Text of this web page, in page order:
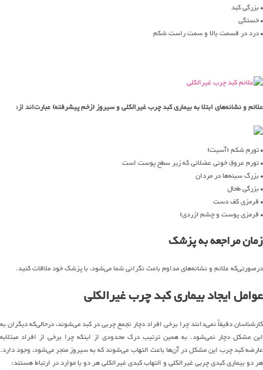
• بزرگی کبد
• خستگی
• درد در قسمت بالا و سمت راست شکم
علائم و نشانه‌های ابتلا به بیماری کبد چرب غیرالکلی و سیروز (زخم پیشرفته) عبارت‌اند از:
• تورم شکم (آسیت)
• تورم عروق خونی عضلانی که زیر سطح پوست است
• بزرگ سینه‌ها در مردان
• بزرگی طحال
• قرمزی کف دست
• قرمزی پوست و چشم (زردی)
زمان مراجعه به پزشک
درصورتی‌که علائم و نشانه‌های مداوم باعث نگرانی شما می‌شود، با پزشک خود ملاقات کنید.
عوامل ایجاد بیماری کبد چرب غیرالکلی
کارشناسان دقیقاً نمی‌دانند چرا برخی افراد دچار تجمع چربی در کبد می‌شوند، درحالی‌که دیگران به
این مشکل دچار نمی‌شود. به همین ترتیب درک محدودی از اینکه چرا برخی از افراد مبتلابه
عارضه کبد چرب این مشکل در آن‌ها باعث التهاب می‌شوند که به سیروز منجر می‌شود، وجود دارد.
هر دو بیماری کبدی چربی غیرالکلی و التهاب کبدی غیرالکلی هر دو با موارد در ارتباط هستند: